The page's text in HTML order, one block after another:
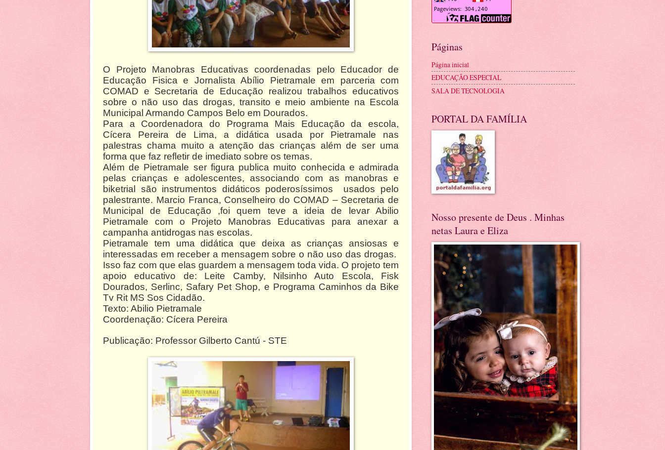
O Projeto Manobras Educativas coordenadas pelo Educador de
Educação Fisica e Jornalista Abílio Pietramale em parceria com
COMAD e Secretaria de Educação realizou trabalhos educativos
sobre o não uso das drogas, transito e meio ambiente na Escola
Municipal Armando Campos Belo em Dourados.
Para a Coordenadora do Programa Mais Educação da escola,
Cícera Pereira de Lima, a didática usada por Pietramale nas
palestras chama muito a atenção das crianças além de ser uma
forma que faz refletir de imediato sobre os temas.
Além de Pietramale ser figura publica muito conhecida e admirada
pelas crianças e adolescentes, associando com as manobras e
biketrial são instrumentos didáticos poderosíssimos usados pelo
palestrante. Marcio Franca, Conselheiro do COMAD – Secretaria de
Municipal de Educação ,foi quem teve a ideia de levar Abilio
Pietramale com o Projeto Manobras Educativas para anexar a
campanha antidrogas nas escolas.
Pietramale tem uma didática que deixa as crianças ansiosas e
interessadas em receber a mensagem sobre o não uso das drogas.
Isso faz com que elas guardem a mensagem toda vida. O projeto tem
apoio educativo de: Leite Camby, Nilsinho Auto Escola, Fisk
Dourados, Serlinc, Safary Pet Shop, e Programa Caminhos da Bike
Tv Rit MS Sos Cidadão.
Texto: Abilio Pietramale
Coordenação: Cícera Pereira
Publicação: Professor Gilberto Cantú - STE
Páginas
Página inicial
EDUCAÇÃO ESPECIAL
SALA DE TECNOLOGIA
PORTAL DA FAMÍLIA
Nosso presente de Deus . Minhas
netas Laura e Eliza